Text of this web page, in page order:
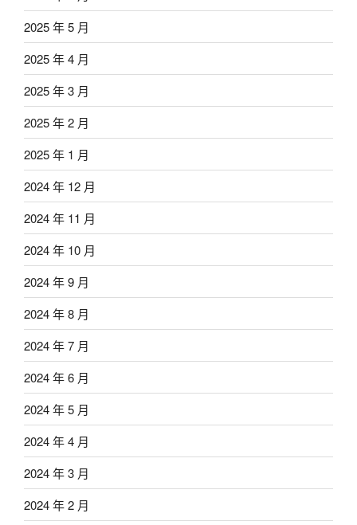
2025 年 5 月
2025 年 4 月
2025 年 3 月
2025 年 2 月
2025 年 1 月
2024 年 12 月
2024 年 11 月
2024 年 10 月
2024 年 9 月
2024 年 8 月
2024 年 7 月
2024 年 6 月
2024 年 5 月
2024 年 4 月
2024 年 3 月
2024 年 2 月